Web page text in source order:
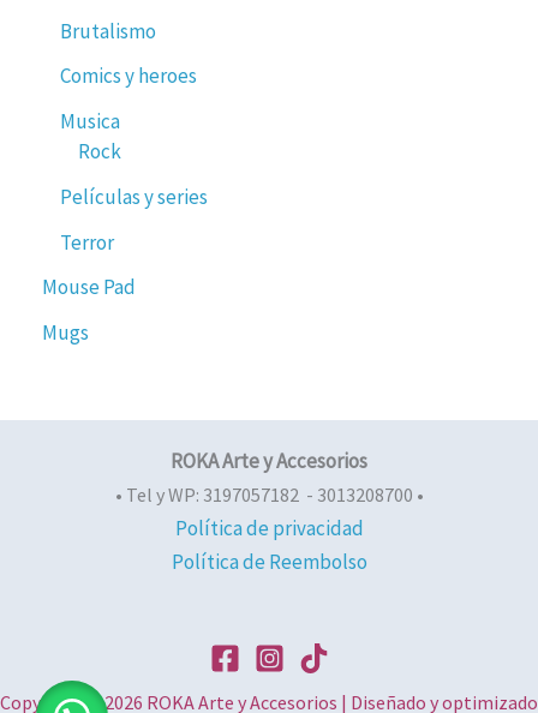
Brutalismo
Comics y heroes
Musica
Rock
Películas y series
Terror
Mouse Pad
Mugs
ROKA Arte y Accesorios
• Tel y WP: 3197057182 - 3013208700 •
Política de privacidad
Política de Reembolso
Copyright © 2026 ROKA Arte y Accesorios | Diseñado y optimizado